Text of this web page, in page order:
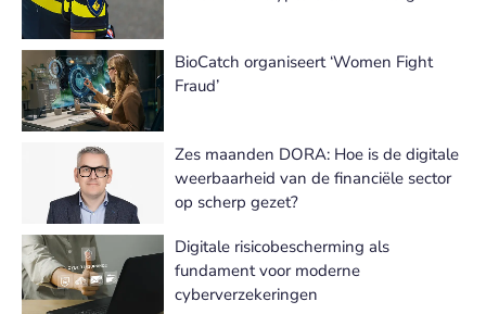
BioCatch organiseert ‘Women Fight
Fraud’
Zes maanden DORA: Hoe is de digitale
weerbaarheid van de financiële sector
op scherp gezet?
Digitale risicobescherming als
fundament voor moderne
cyberverzekeringen